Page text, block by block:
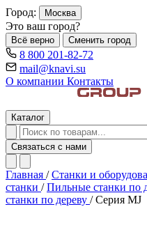
Город: Москва
Это ваш город?
Всё верно Сменить город
8 800 201-82-72
mail@knavi.su
О компании Контакты
Каталог
Связаться с нами
Главная / Станки и
станки / Пильные станки по
станки по дереву / Серия MJ